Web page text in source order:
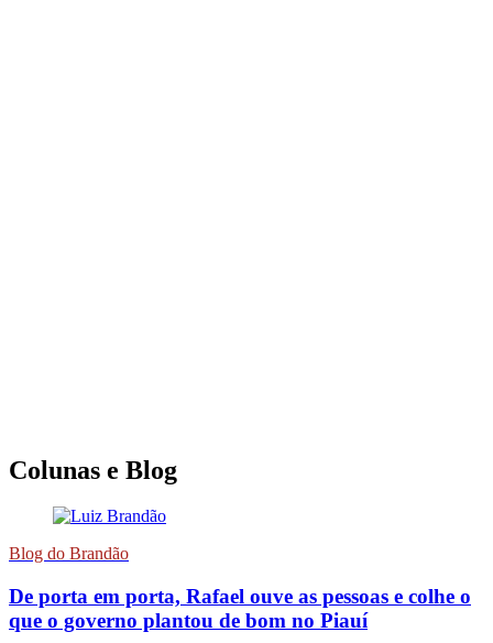
Colunas e Blog
Blog do Brandão
De porta em porta, Rafael ouve as pessoas e colhe o
que o governo plantou de bom no Piauí